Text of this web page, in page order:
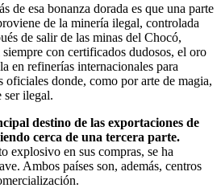
de esa bonanza dorada es que una parte
de la minería ilegal, controlada
de salir de las minas del Chocó,
con certificados dudosos, el oro
en refinerías internacionales para
oficiales donde, como por arte de magia,
ser ilegal.
destino de las exportaciones de
cerca de una tercera parte.
explosivo en sus compras, se ha
Ambos países son, además, centros